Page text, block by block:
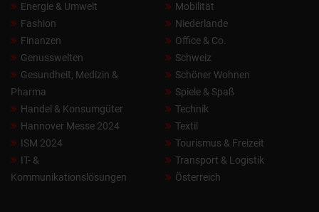
Energie & Umwelt
Fashion
Finanzen
Genusswelten
Gesundheit, Medizin &
Pharma
Handel & Konsumgüter
Hannover Messe 2024
ISM 2024
IT- &
Kommunikationslösungen
Mobilität
Niederlande
Office & Co.
Schweiz
Schöner Wohnen
Spiele & Spaß
Technik
Textil
Tourismus & Freizeit
Transport & Logistik
Österreich